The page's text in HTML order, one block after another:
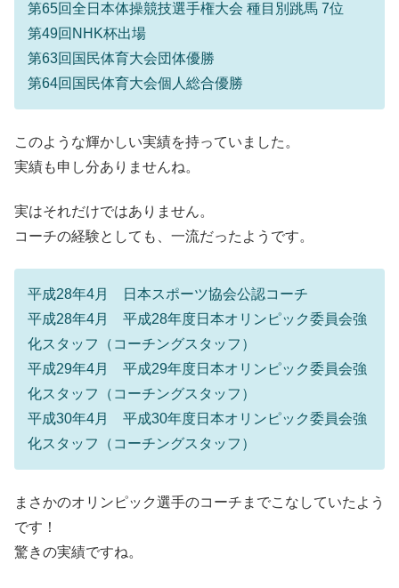
第65回全日本体操競技選手権大会 種目別跳馬 7位
第49回NHK杯出場
第63回国民体育大会団体優勝
第64回国民体育大会個人総合優勝
このような輝かしい実績を持っていました。
実績も申し分ありませんね。
実はそれだけではありません。
コーチの経験としても、一流だったようです。
平成28年4月 日本スポーツ協会公認コーチ
平成28年4月 平成28年度日本オリンピック委員会強
化スタッフ（コーチングスタッフ）
平成29年4月 平成29年度日本オリンピック委員会強
化スタッフ（コーチングスタッフ）
平成30年4月 平成30年度日本オリンピック委員会強
化スタッフ（コーチングスタッフ）
まさかのオリンピック選手のコーチまでこなしていたよう
です！
驚きの実績ですね。